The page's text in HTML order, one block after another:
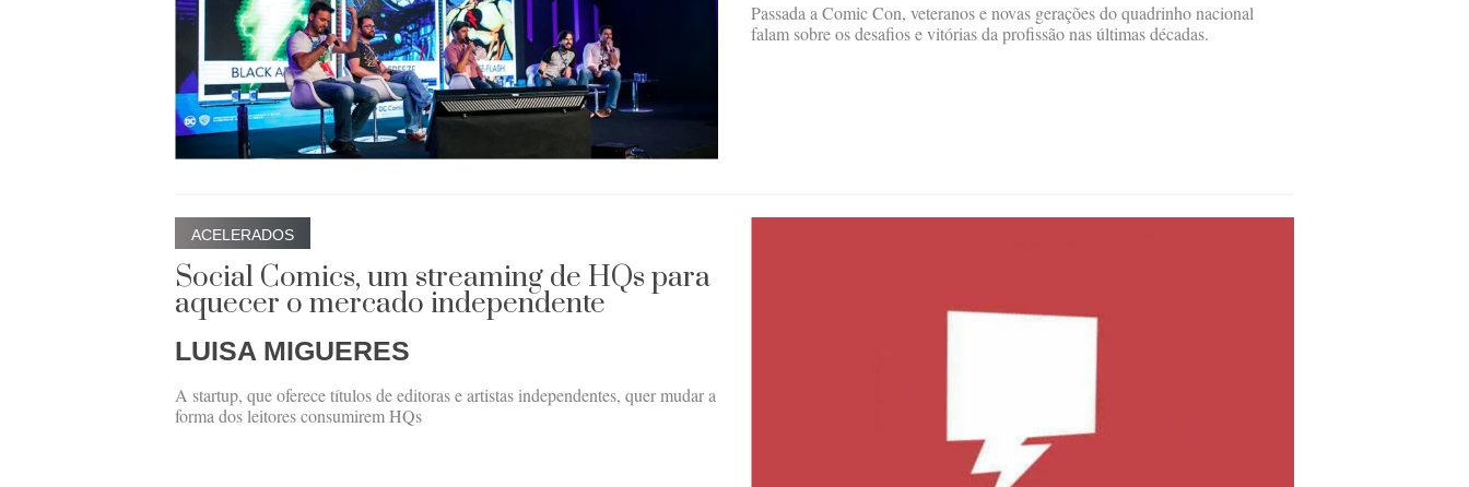
Passada a Comic Con, veteranos e novas gerações do quadrinho nacional
falam sobre os desafios e vitórias da profissão nas últimas décadas.
ACELERADOS
Social Comics, um streaming de HQs para
aquecer o mercado independente
LUISA MIGUERES
A startup, que oferece títulos de editoras e artistas independentes, quer mudar a
forma dos leitores consumirem HQs